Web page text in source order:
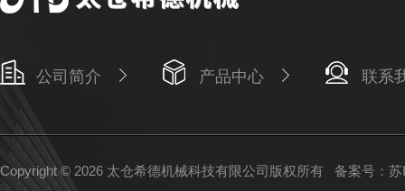
公司简介 产品中心 联系
Copyright © 2026 太仓希德机械科技有限公司版权所有 备案号：